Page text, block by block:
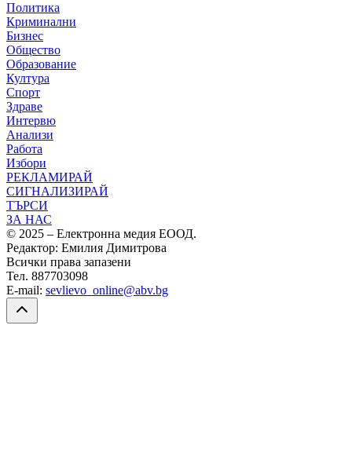
Политика
Криминални
Бизнес
Общество
Образование
Култура
Спорт
Здраве
Интервю
Анализи
Работа
Избори
РЕКЛАМИРАЙ
СИГНАЛИЗИРАЙ
ТЪРСИ
ЗА НАС
© 2025 – Електронна медия ЕООД.
Редактор: Емилия Димитрова
Всички права запазени
Тел. 887703098
E-mail: sevlievo_online@abv.bg